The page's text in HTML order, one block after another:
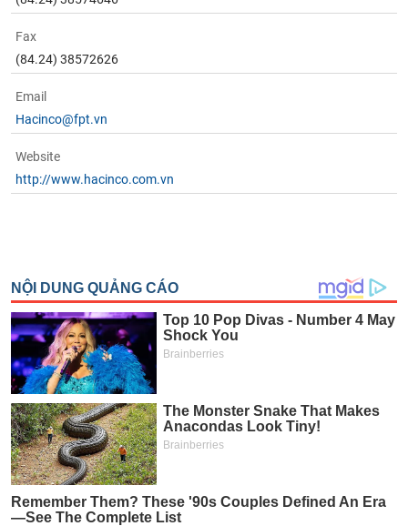
Fax
(84.24) 38572626
Email
Hacinco@fpt.vn
Website
http://www.hacinco.com.vn